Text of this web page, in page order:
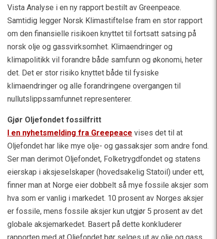
Vista Analyse i en ny rapport bestilt av Greenpeace.
Samtidig legger Norsk Klimastiftelse fram en stor rapport
om den finansielle risikoen knyttet til fortsatt satsing på
norsk olje og gassvirksomhet. Klimaendringer og
klimapolitikk vil forandre både samfunn og økonomi, heter
det. Det er stor risiko knyttet både til fysiske
klimaendringer og alle forandringene overgangen til
nullutslippssamfunnet representerer.
Gjør Oljefondet fossilfritt
I en nyhetsmelding fra Greepeace vises det til at
Oljefondet har like mye olje- og gassaksjer som andre fond.
Ser man derimot Oljefondet, Folketrygdfondet og statens
eierskap i aksjeselskaper (hovedsakelig Statoil) under ett,
finner man at Norge eier dobbelt så mye fossile aksjer som
hva som er vanlig i markedet. 10 prosent av Norges aksjer
er fossile, mens fossile aksjer kun utgjør 5 prosent av det
globale aksjemarkedet. Basert på dette konkluderer